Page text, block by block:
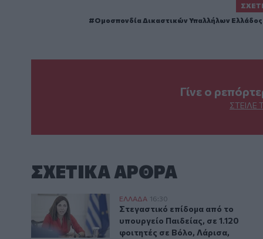
Ομοσπονδία Δικαστικών Υπαλλήλων Ελλάδος
Γίνε ο
ΣΤΕΊΛΕ
ΣΧΕΤΙΚA AΡΘΡΑ
Στεγαστικό επίδομα από το υπουργείο Παιδείας,
ΕΛΛAΔΑ 16:30
Στεγαστικό επίδομα από το
Στεγαστικό επίδομα από το
υπουργείο Παιδείας, σε 1.120
φοιτητές σε Βόλο, Λάρισα,